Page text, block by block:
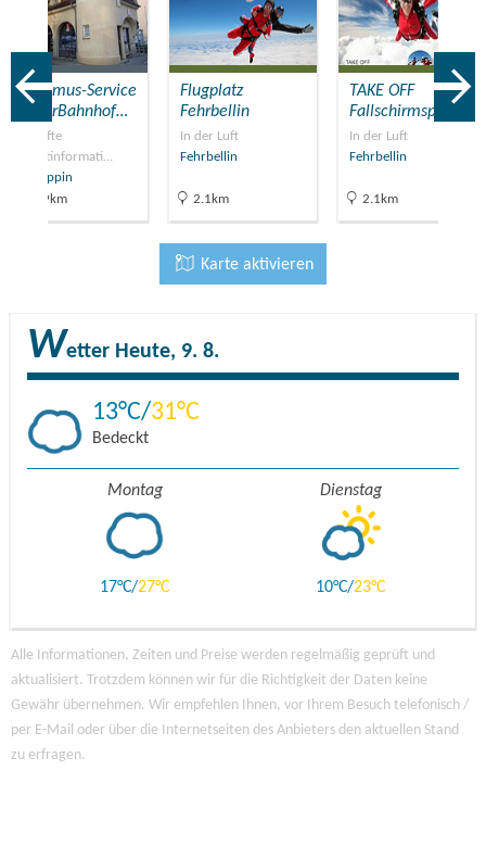
Tourismus-Service
BürgerBahnhof…
Geprüfte
Touristinformati…
Neuruppin
13.9km
Flugplatz
Fehrbellin
In der Luft
Fehrbellin
2.1km
TAKE OFF
Fallschirmsport
In der Luft
Fehrbellin
2.1km
Karte aktivieren
Wetter Heute, 9. 8.
13 31
Bedeckt
Montag
17 27
Dienstag
10 23
Alle Informationen, Zeiten und Preise werden regelmäßig geprüft und
aktualisiert. Trotzdem können wir für die Richtigkeit der Daten keine
Gewähr übernehmen. Wir empfehlen Ihnen, vor Ihrem Besuch telefonisch /
per E-Mail oder über die Internetseiten des Anbieters den aktuellen Stand
zu erfragen.